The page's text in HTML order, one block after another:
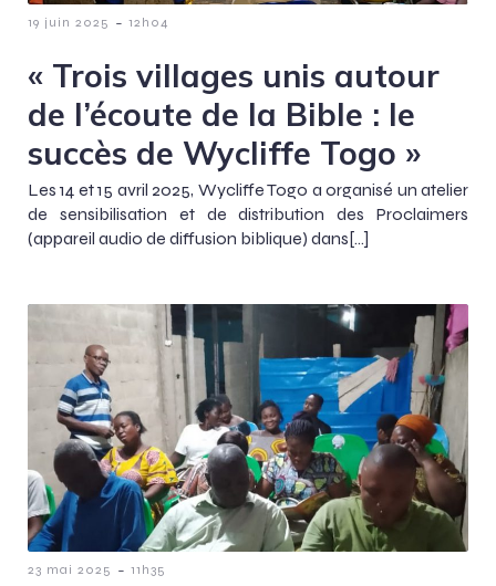
19 juin 2025 - 12h04
« Trois villages unis autour
de l’écoute de la Bible : le
succès de Wycliffe Togo »
Les 14 et 15 avril 2025, Wycliffe Togo a organisé un atelier
de sensibilisation et de distribution des Proclaimers
(appareil audio de diffusion biblique) dans[…]
23 mai 2025 - 11h35